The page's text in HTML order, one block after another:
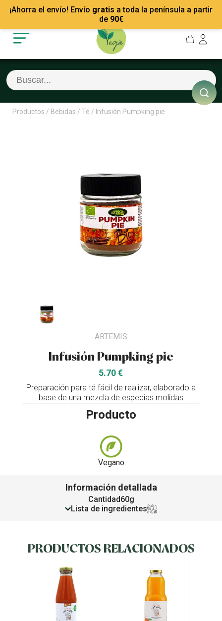
¡Ahorra el envío! Envío gratis a toda la península a partir
de 90€
Mis Pedidos
Mis favoritos
Cerrar sesión
Recetas
Empresas
Contacto
Productos / Bebidas / Té / Infusión Pumpking pie
ARTEMIS
Infusión Pumpking pie
5.70 €
Preparación para té fácil de realizar, elaborado a
base de una mezcla de especias molidas
Producto
Vegano
Información detallada
Cantidad60g
Lista de ingredientes
PRODUCTOS RELACIONADOS